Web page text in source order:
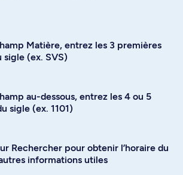
Matière, entrez les 3 premières
sigle (ex. SVS)
au-dessous, entrez les 4 ou 5
sigle (ex. 1101)
Rechercher pour obtenir l’horaire du
informations utiles